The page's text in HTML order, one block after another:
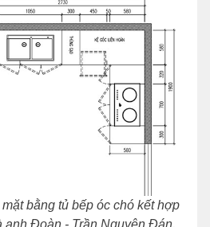
bằng tủ bếp óc chó kết hợp
anh Đoàn - Trần Nguyên Đán,